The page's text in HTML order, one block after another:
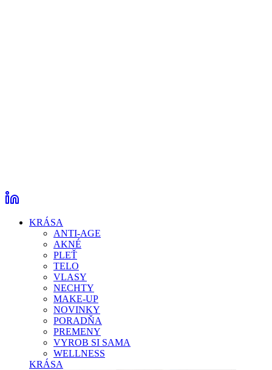
KRÁSA
ANTI-AGE
AKNÉ
PLEŤ
TELO
VLASY
NECHTY
MAKE-UP
NOVINKY
PORADŇA
PREMENY
VYROB SI SAMA
WELLNESS
KRÁSA